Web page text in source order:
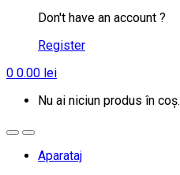
Don't have an account ?
Register
0 0.00 lei
Nu ai niciun produs în coș.
Aparataj